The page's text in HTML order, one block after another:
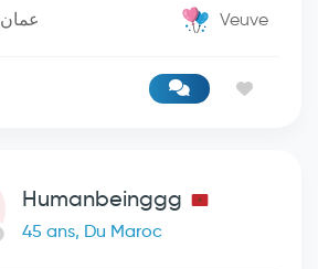
Jordanie / عمان Veuve
Humanbeinggg
45 ans, Du Maroc